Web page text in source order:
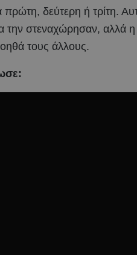
πρώτη, δεύτερη ή τρίτη.
στεναχώρησαν, αλλά η
τους άλλους.